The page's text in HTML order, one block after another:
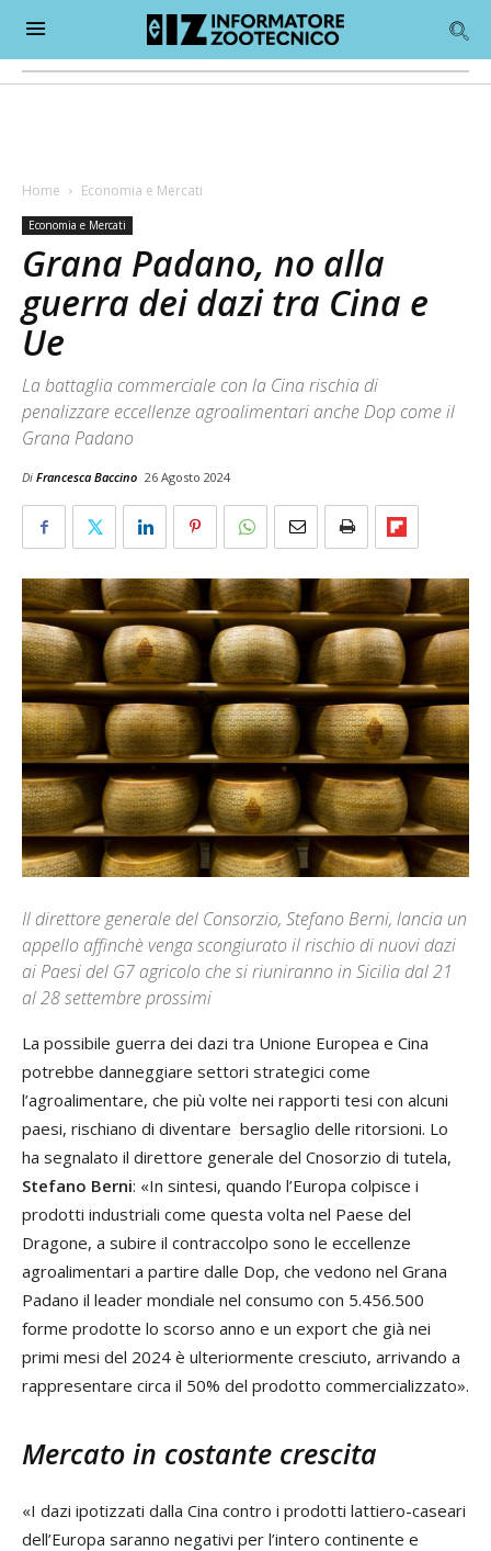
Home Economia e Mercati
Economia e Mercati
Grana Padano, no alla
guerra dei dazi tra Cina e
Ue
La battaglia commerciale con la Cina rischia di
penalizzare eccellenze agroalimentari anche Dop come il
Grana Padano
Di Francesca Baccino 26 Agosto 2024
Il direttore generale del Consorzio, Stefano Berni, lancia un
appello affinchè venga scongiurato il rischio di nuovi dazi
ai Paesi del G7 agricolo che si riuniranno in Sicilia dal 21
al 28 settembre prossimi
La possibile guerra dei dazi tra Unione Europea e Cina
potrebbe danneggiare settori strategici come
l’agroalimentare, che più volte nei rapporti tesi con alcuni
paesi, rischiano di diventare bersaglio delle ritorsioni. Lo
ha segnalato il direttore generale del Cnosorzio di tutela,
Stefano Berni: «In sintesi, quando l’Europa colpisce i
prodotti industriali come questa volta nel Paese del
Dragone, a subire il contraccolpo sono le eccellenze
agroalimentari a partire dalle Dop, che vedono nel Grana
Padano il leader mondiale nel consumo con 5.456.500
forme prodotte lo scorso anno e un export che già nei
primi mesi del 2024 è ulteriormente cresciuto, arrivando a
rappresentare circa il 50% del prodotto commercializzato».
Mercato in costante crescita
«I dazi ipotizzati dalla Cina contro i prodotti lattiero-caseari
dell’Europa saranno negativi per l’intero continente e